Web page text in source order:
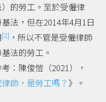
）的勞工。至於受僱律
法，但在2014年4月1日
[2] ，所以不管是受僱律師
法的勞工。
：陳俊愷（2021），
師，是勞工嗎？ 》。